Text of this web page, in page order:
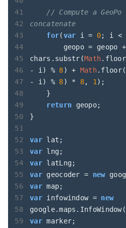
// Compute a
concatenate
for(var i = 0; i <
chars.substr(Math
- i) % 8) + Math
- i) % 8) * 8, 1);
return geopo;
}
var
var
var
var geocoder = new
var
var infowindow = new
var